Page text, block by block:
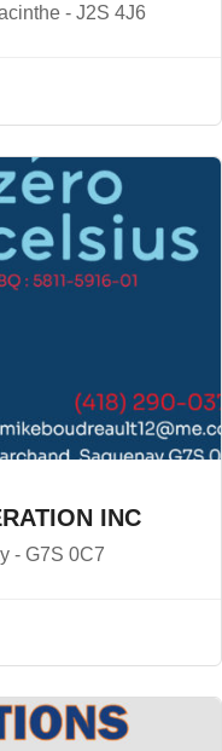
- J2S 4J6
INC
- G7S 0C7